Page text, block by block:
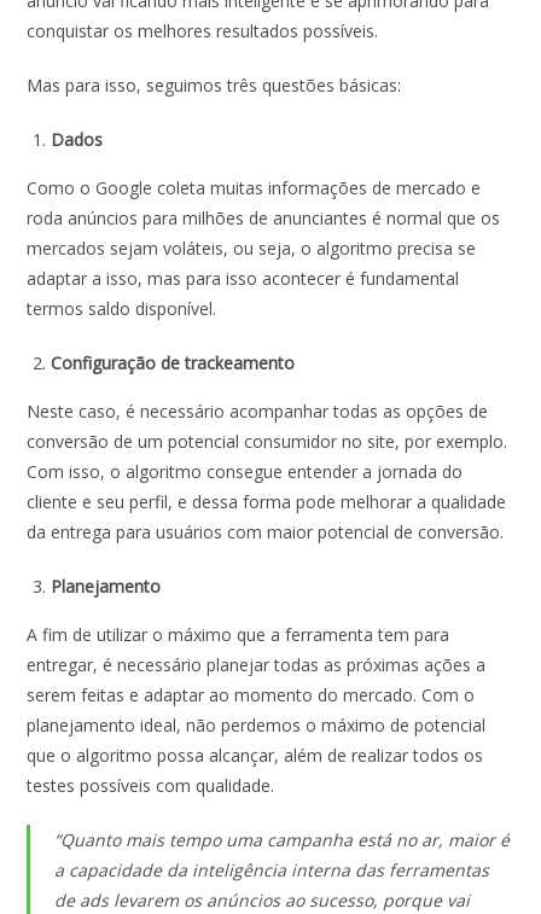
conquistar os melhores resultados possíveis.
Mas para isso, seguimos três questões básicas:
Dados
Como o Google coleta muitas informações de mercado e
roda anúncios para milhões de anunciantes é normal que os
mercados sejam voláteis, ou seja, o algoritmo precisa se
adaptar a isso, mas para isso acontecer é fundamental
termos saldo disponível.
Configuração de trackeamento
Neste caso, é necessário acompanhar todas as opções de
conversão de um potencial consumidor no site, por exemplo.
Com isso, o algoritmo consegue entender a jornada do
cliente e seu perfil, e dessa forma pode melhorar a qualidade
da entrega para usuários com maior potencial de conversão.
Planejamento
A fim de utilizar o máximo que a ferramenta tem para
entregar, é necessário planejar todas as próximas ações a
serem feitas e adaptar ao momento do mercado. Com o
planejamento ideal, não perdemos o máximo de potencial
que o algoritmo possa alcançar, além de realizar todos os
testes possíveis com qualidade.
“Quanto mais tempo uma campanha está no ar, maior é
a capacidade da inteligência interna das ferramentas
de ads levarem os anúncios ao sucesso, porque vai